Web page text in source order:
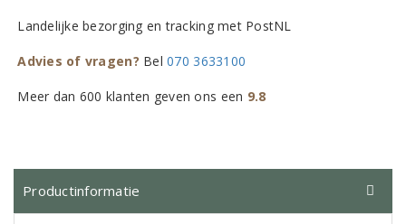
Landelijke bezorging en tracking met PostNL
Advies of vragen? Bel070 3633100
Meer dan 600 klanten geven ons een 9.8
Productinformatie